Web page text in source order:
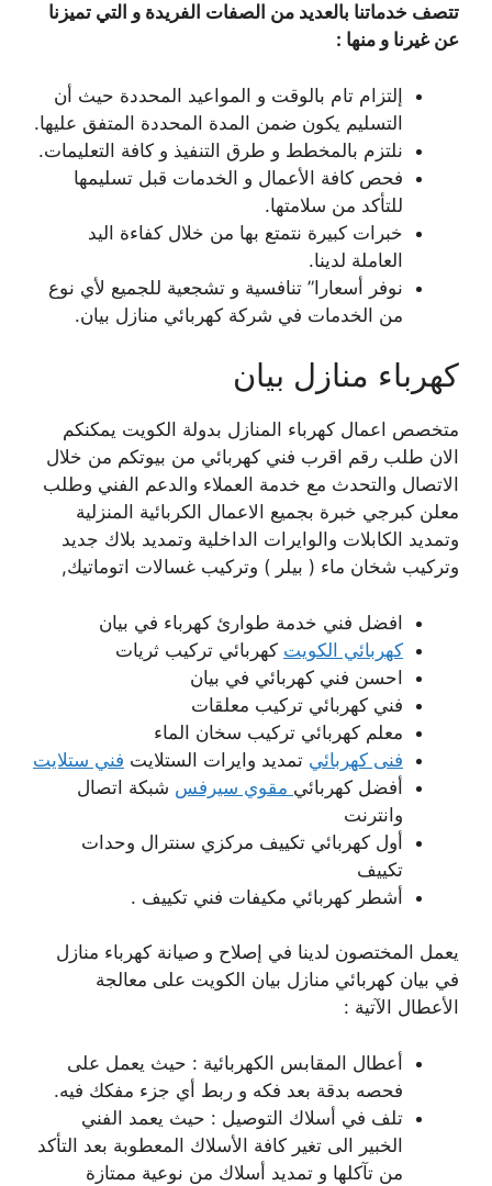
تتصف خدماتنا بالعديد من الصفات الفريدة و التي تميزنا
عن غيرنا و منها :
إلتزام تام بالوقت و المواعيد المحددة حيث أن
التسليم يكون ضمن المدة المحددة المتفق عليها.
نلتزم بالمخطط و طرق التنفيذ و كافة التعليمات.
فحص كافة الأعمال و الخدمات قبل تسليمها
للتأكد من سلامتها.
خبرات كبيرة نتمتع بها من خلال كفاءة اليد
العاملة لدينا.
نوفر أسعارا” تنافسية و تشجعية للجميع لأي نوع
من الخدمات في شركة كهربائي منازل بيان.
كهرباء منازل بيان
متخصص اعمال كهرباء المنازل بدولة الكويت يمكنكم
الان طلب رقم اقرب فني كهربائي من بيوتكم من خلال
الاتصال والتحدث مع خدمة العملاء والدعم الفني وطلب
معلن كبرجي خبرة بجميع الاعمال الكربائية المنزلية
وتمديد الكابلات والوايرات الداخلية وتمديد بلاك جديد
وتركيب شخان ماء ( بيلر ) وتركيب غسالات اتوماتيك,
افضل فني خدمة طوارئ كهرباء في بيان
كهربائي الكويت كهربائي تركيب ثريات
احسن فني كهربائي في بيان
فني كهربائي تركيب معلقات
معلم كهربائي تركيب سخان الماء
فنى كهربائي تمديد وايرات الستلايت فني ستلايت
أفضل كهربائي مقوي سيرفس شبكة اتصال
وانترنت
أول كهربائي تكييف مركزي سنترال وحدات
تكييف
أشطر كهربائي مكيفات فني تكييف .
يعمل المختصون لدينا في إصلاح و صيانة كهرباء منازل
في بيان كهربائي منازل بيان الكويت على معالجة
الأعطال الآتية :
أعطال المقابس الكهربائية : حيث يعمل على
فحصه بدقة بعد فكه و ربط أي جزء مفكك فيه.
تلف في أسلاك التوصيل : حيث يعمد الفني
الخبير الى تغير كافة الأسلاك المعطوبة بعد التأكد
من تآكلها و تمديد أسلاك من نوعية ممتازة